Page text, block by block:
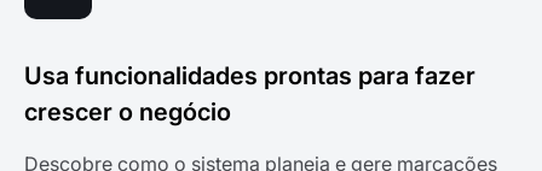
Usa funcionalidades prontas para fazer
crescer o negócio
Descobre como o sistema planeia e gere marcações